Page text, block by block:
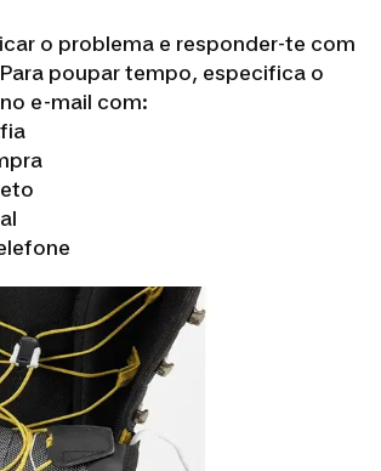
o problema e responder-te com
poupar tempo, especifica o
e-mail com: